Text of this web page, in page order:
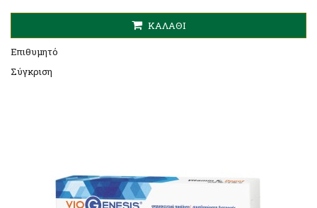
ΚΑΛΆΘΙ
Επιθυμητό
Σύγκριση